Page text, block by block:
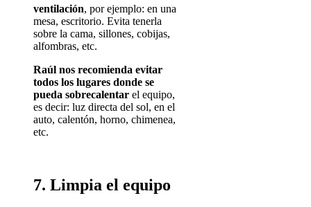
ventilación, por ejemplo: en una
mesa, escritorio. Evita tenerla
sobre la cama, sillones, cobijas,
alfombras, etc.
Raúl nos recomienda evitar
todos los lugares donde se
pueda sobrecalentar el equipo,
es decir: luz directa del sol, en el
auto, calentón, horno, chimenea,
etc.
7. Limpia el equipo